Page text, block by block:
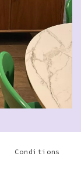
Conditions